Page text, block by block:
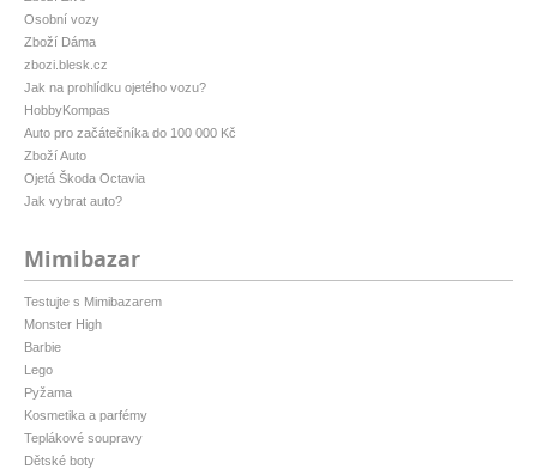
Osobní vozy
Zboží Dáma
zbozi.blesk.cz
Jak na prohlídku ojetého vozu?
HobbyKompas
Auto pro začátečníka do 100 000 Kč
Zboží Auto
Ojetá Škoda Octavia
Jak vybrat auto?
Mimibazar
Testujte s Mimibazarem
Monster High
Barbie
Lego
Pyžama
Kosmetika a parfémy
Teplákové soupravy
Dětské boty